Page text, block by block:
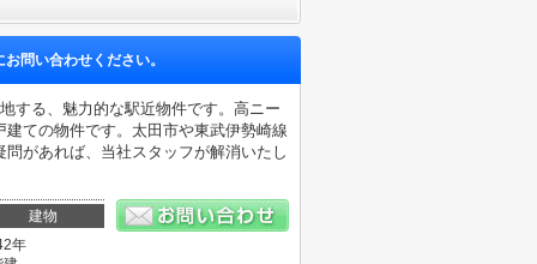
問い合わせください。
する、魅力的な駅近物件です。高ニー
ての物件です。太田市や東武伊勢崎線
があれば、当社スタッフが解消いたし
建物
年